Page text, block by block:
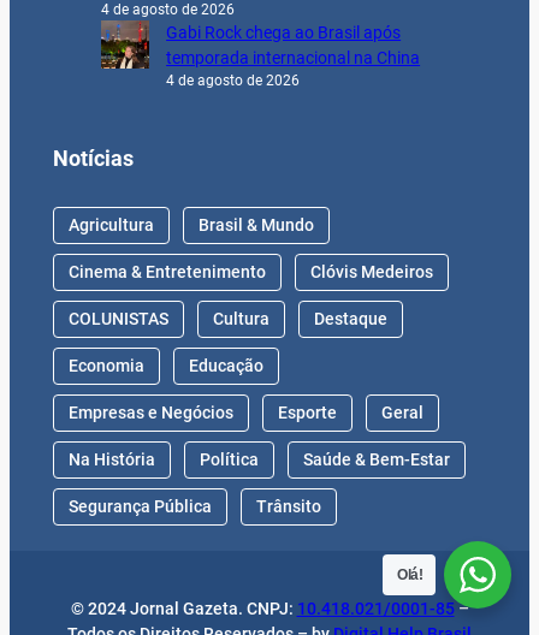
4 de agosto de 2026
Gabi Rock chega ao Brasil após
temporada internacional na China
4 de agosto de 2026
Notícias
Agricultura Brasil & Mundo
Cinema & Entretenimento Clóvis Medeiros
COLUNISTAS Cultura Destaque
Economia Educação
Empresas e Negócios Esporte Geral
Na História Política Saúde & Bem-Estar
Segurança Pública Trânsito
© 2024 Jornal Gazeta. CNPJ: 10.418.021/0001-85–
Olá!